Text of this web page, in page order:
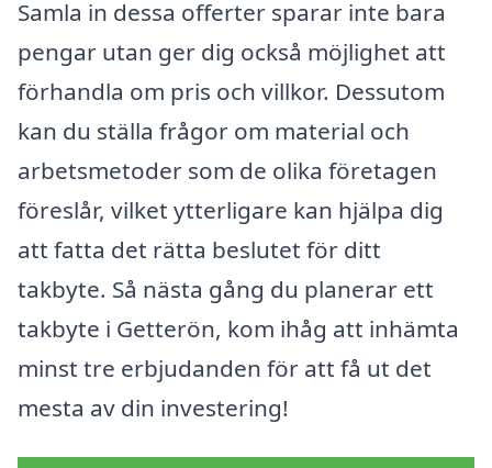
Samla in dessa offerter sparar inte bara
pengar utan ger dig också möjlighet att
förhandla om pris och villkor. Dessutom
kan du ställa frågor om material och
arbetsmetoder som de olika företagen
föreslår, vilket ytterligare kan hjälpa dig
att fatta det rätta beslutet för ditt
takbyte. Så nästa gång du planerar ett
takbyte i Getterön, kom ihåg att inhämta
minst tre erbjudanden för att få ut det
mesta av din investering!